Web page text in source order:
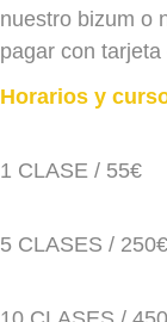
nuestro bizum o
pagar con
Horarios y
1 CLASE / 55€
5 CLASES / 250€